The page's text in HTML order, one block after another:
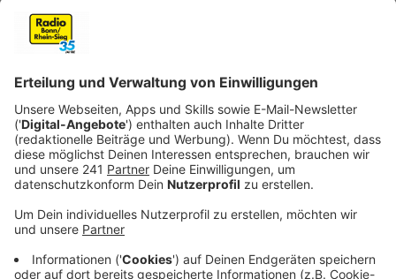
Leistungseinschränkungen
Anzeige
Nach Einschätzung der Krankenhausgesellschaft
Klinikbetrieb haben. Im Raum stehen
und Personalabbau.